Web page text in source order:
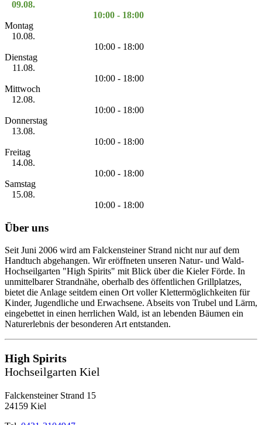
09.08.
10:00 - 18:00
Montag
10.08.
10:00 - 18:00
Dienstag
11.08.
10:00 - 18:00
Mittwoch
12.08.
10:00 - 18:00
Donnerstag
13.08.
10:00 - 18:00
Freitag
14.08.
10:00 - 18:00
Samstag
15.08.
10:00 - 18:00
Über uns
Seit Juni 2006 wird am Falckensteiner Strand nicht nur auf dem
Handtuch abgehangen. Wir eröffneten unseren Natur- und Wald-
Hochseilgarten "High Spirits" mit Blick über die Kieler Förde. In
unmittelbarer Strandnähe, oberhalb des öffentlichen Grillplatzes,
bietet die Anlage seitdem einen Ort voller Klettermöglichkeiten für
Kinder, Jugendliche und Erwachsene. Abseits von Trubel und Lärm,
eingebettet in einen herrlichen Wald, ist an lebenden Bäumen ein
Naturerlebnis der besonderen Art entstanden.
High Spirits
Hochseilgarten Kiel
Falckensteiner Strand 15
24159 Kiel